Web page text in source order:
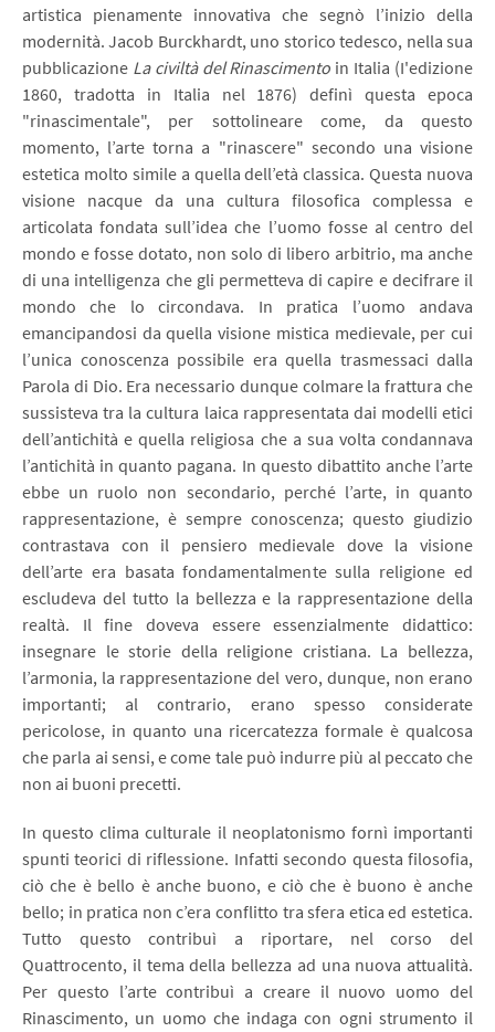
artistica pienamente innovativa che segnò l’inizio della
modernità. Jacob Burckhardt, uno storico tedesco, nella sua
pubblicazione La civiltà del Rinascimento in Italia (I'edizione
1860, tradotta in Italia nel 1876) definì questa epoca
"rinascimentale", per sottolineare come, da questo
momento, l’arte torna a "rinascere" secondo una visione
estetica molto simile a quella dell’età classica. Questa nuova
visione nacque da una cultura filosofica complessa e
articolata fondata sull’idea che l’uomo fosse al centro del
mondo e fosse dotato, non solo di libero arbitrio, ma anche
di una intelligenza che gli permetteva di capire e decifrare il
mondo che lo circondava. In pratica l’uomo andava
emancipandosi da quella visione mistica medievale, per cui
l’unica conoscenza possibile era quella trasmessaci dalla
Parola di Dio. Era necessario dunque colmare la frattura che
sussisteva tra la cultura laica rappresentata dai modelli etici
dell’antichità e quella religiosa che a sua volta condannava
l’antichità in quanto pagana. In questo dibattito anche l’arte
ebbe un ruolo non secondario, perché l’arte, in quanto
rappresentazione, è sempre conoscenza; questo giudizio
contrastava con il pensiero medievale dove la visione
dell’arte era basata fondamentalmente sulla religione ed
escludeva del tutto la bellezza e la rappresentazione della
realtà. Il fine doveva essere essenzialmente didattico:
insegnare le storie della religione cristiana. La bellezza,
l’armonia, la rappresentazione del vero, dunque, non erano
importanti; al contrario, erano spesso considerate
pericolose, in quanto una ricercatezza formale è qualcosa
che parla ai sensi, e come tale può indurre più al peccato che
non ai buoni precetti.
In questo clima culturale il neoplatonismo fornì importanti
spunti teorici di riflessione. Infatti secondo questa filosofia,
ciò che è bello è anche buono, e ciò che è buono è anche
bello; in pratica non c’era conflitto tra sfera etica ed estetica.
Tutto questo contribuì a riportare, nel corso del
Quattrocento, il tema della bellezza ad una nuova attualità.
Per questo l’arte contribuì a creare il nuovo uomo del
Rinascimento, un uomo che indaga con ogni strumento il